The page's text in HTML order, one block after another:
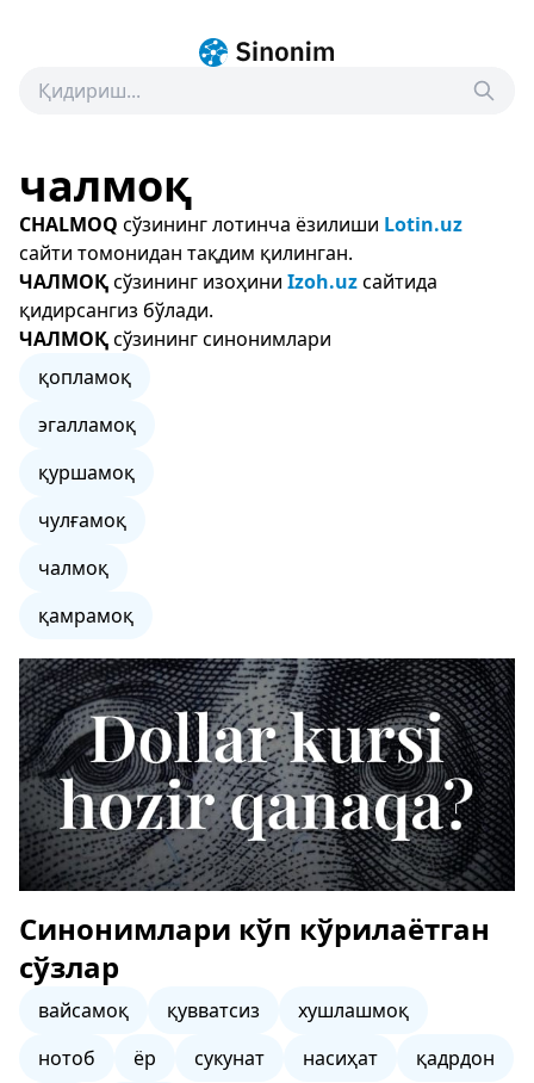
чалмоқ
CHALMOQ сўзининг лотинча ёзилиши Lotin.uz
сайти томонидан тақдим қилинган.
ЧАЛМОҚсўзининг изоҳини Izoh.uzсайтида
қидирсангиз бўлади.
ЧАЛМОҚсўзининг синонимлари
қопламоқ
эгалламоқ
қуршамоқ
чулғамоқ
чалмоқ
қамрамоқ
Синонимлари кўп кўрилаётган
сўзлар
вайсамоқ қувватсиз
хушлашмоқ
нотоб
ёр сукунат насиҳат
қадрдон